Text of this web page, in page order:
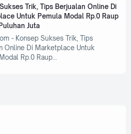
Trik, Tips Berjualan Online Di
Untuk Pemula Modal Rp.0 Raup
Juta
- Konsep Sukses Trik, Tips
Online Di Marketplace Untuk
Rp.0 Raup